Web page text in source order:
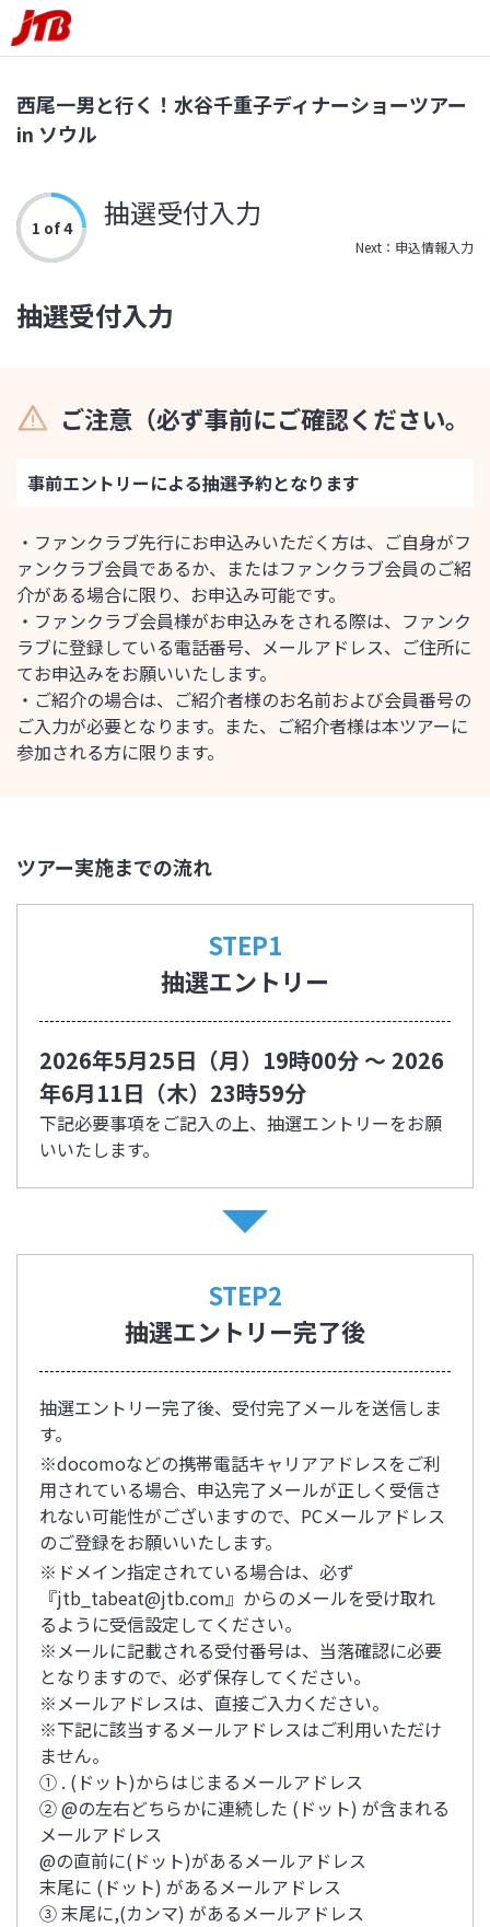
西尾一男と行く！水谷千重子ディナーショーツアー
in ソウル
1 of 4 抽選受付入力
Next：申込情報入力
抽選受付入力
ご注意（必ず事前にご確認ください。
事前エントリーによる抽選予約となります
・ファンクラブ先行にお申込みいただく方は、ご自身がフ
ァンクラブ会員であるか、またはファンクラブ会員のご紹
介がある場合に限り、お申込み可能です。
・ファンクラブ会員様がお申込みをされる際は、ファンク
ラブに登録している電話番号、メールアドレス、ご住所に
てお申込みをお願いいたします。
・ご紹介の場合は、ご紹介者様のお名前および会員番号の
ご入力が必要となります。また、ご紹介者様は本ツアーに
参加される方に限ります。
ツアー実施までの流れ
STEP1
抽選エントリー
2026年5月25日（月）19時00分 ～ 2026
年6月11日（木）23時59分
下記必要事項をご記入の上、抽選エントリーをお願
いいたします。
STEP2
抽選エントリー完了後
抽選エントリー完了後、受付完了メールを送信しま
す。
※docomoなどの携帯電話キャリアアドレスをご利
用されている場合、申込完了メールが正しく受信さ
れない可能性がございますので、PCメールアドレス
のご登録をお願いいたします。
※ドメイン指定されている場合は、必ず
『jtb_tabeat@jtb.com』からのメールを受け取れ
るように受信設定してください。
※メールに記載される受付番号は、当落確認に必要
となりますので、必ず保存してください。
※メールアドレスは、直接ご入力ください。
※下記に該当するメールアドレスはご利用いただけ
ません。
① . (ドット)からはじまるメールアドレス
② @の左右どちらかに連続した (ドット) が含まれる
メールアドレス
@の直前に(ドット)があるメールアドレス
末尾に (ドット) があるメールアドレス
③ 末尾に,(カンマ) があるメールアドレス